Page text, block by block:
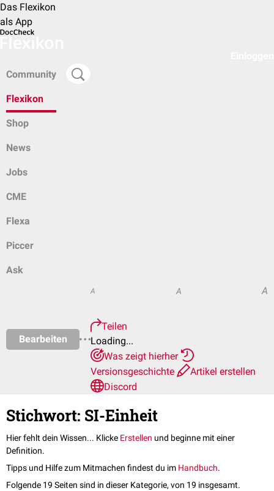
Das Flexikon
als App
Community
Flexikon
Shop
News
Jobs
CME
Flexa
Piccer
Ask
Bearbeiten
A A A
Teilen
Loading...
Was zeigt hierher
Versionsgeschichte
Artikel erstellen
Discord
Stichwort: SI-Einheit
Hier fehlt dein Wissen... Klicke Erstellen und beginne mit einer
Definition.
Tipps und Hilfe zum Mitmachen findest du im Handbuch.
Folgende 19 Seiten sind in dieser Kategorie, von 19 insgesamt.